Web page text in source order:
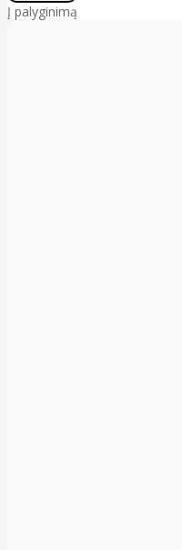
Į palyginimą